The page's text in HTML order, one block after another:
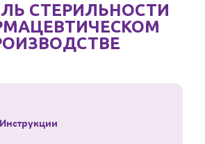
СТЕРИЛЬНОСТИ
Инструкции